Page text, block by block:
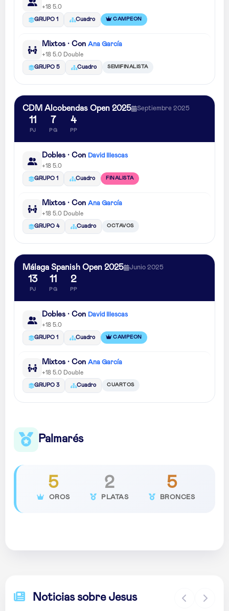
+18 5.0
GRUPO 1 Cuadro CAMPEON
Mixtos · Con Ana García
+18 5.0 Double
GRUPO 5 Cuadro SEMIFINALISTA
CDM Alcobendas Open 2025 Septiembre 2025
11
PJ
7
PG
4
PP
Dobles · Con David Illescas
+18 5.0
GRUPO 1 Cuadro FINALISTA
Mixtos · Con Ana García
+18 5.0 Double
GRUPO 4 Cuadro OCTAVOS
Málaga Spanish Open 2025 Junio 2025
13
PJ
11
PG
2
PP
Dobles · Con David Illescas
+18 5.0
GRUPO 1 Cuadro CAMPEON
Mixtos · Con Ana García
+18 5.0 Double
GRUPO 3 Cuadro CUARTOS
Palmarés
5
OROS
2
PLATAS
5
BRONCES
Noticias sobre Jesus